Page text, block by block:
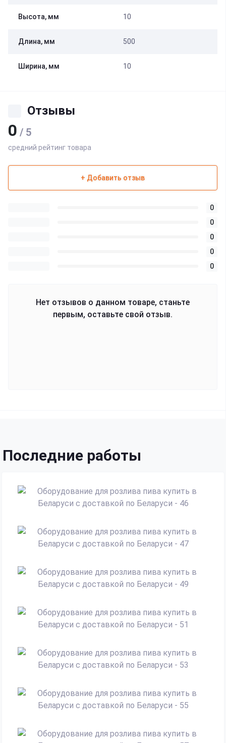
Высота, мм 10
Длина, мм 500
Ширина, мм 10
Отзывы
0 / 5
средний рейтинг товара
+ Добавить отзыв
0
0
0
0
0
Нет отзывов о данном товаре, станьте
первым, оставьте свой отзыв.
Последние работы